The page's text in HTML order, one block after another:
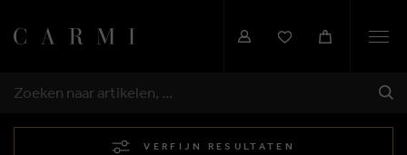
ZOEKEN
VERFIJN RESULTATEN